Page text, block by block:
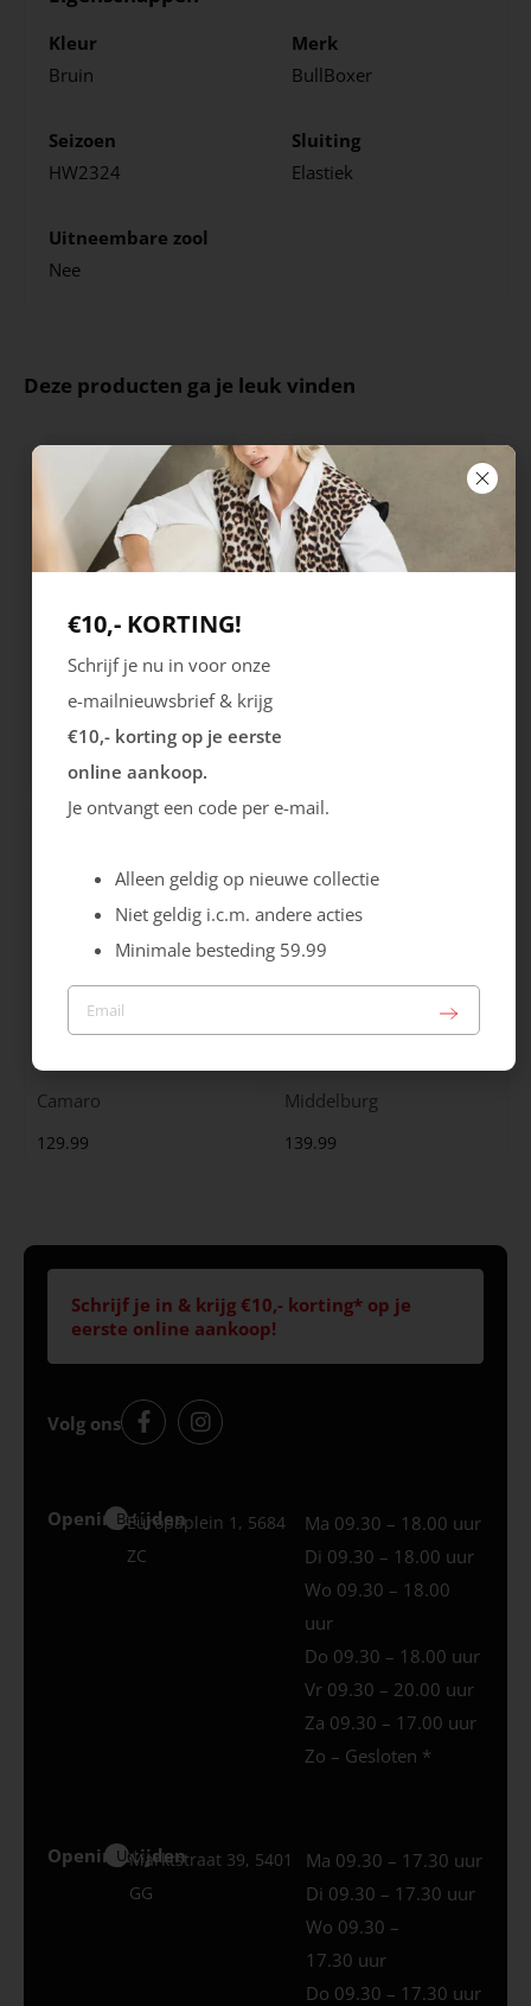
Kleur
Bruin
Merk
BullBoxer
Seizoen
HW2324
Sluiting
Elastiek
Uitneembare zool
Nee
Deze producten ga je leuk vinden
City Stride
119.99
Camaro
129.99
Middelburg
139.99
Schrijf je in & krijg €10,- korting* op je
eerste online aankoop!
Volg ons
Openingstijden
Best
Europaplein 1, 5684
ZC
Ma 09.30 – 18.00 uur
Di 09.30 – 18.00 uur
Wo 09.30 – 18.00
uur
Do 09.30 – 18.00 uur
Vr 09.30 – 20.00 uur
Za 09.30 – 17.00 uur
Zo – Gesloten *
Openingstijden
Uden
Marktstraat 39, 5401
GG
Ma 09.30 – 17.30 uur
Di 09.30 – 17.30 uur
Wo 09.30 –
17.30 uur
Do 09.30 – 17.30 uur
€10,- KORTING!
Schrijf je nu in voor onze
e-mailnieuwsbrief & krijg
€10,- korting op je eerste
online aankoop.
Je ontvangt een code per e-mail.
Alleen geldig op nieuwe collectie
Niet geldig i.c.m. andere acties
Minimale besteding 59.99